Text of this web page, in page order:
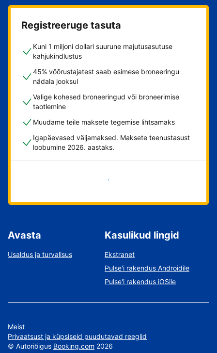
Registreeruge tasuta
Kuni 1 miljoni dollari suurune majutusasutuse
kahjukindlustus
45% võõrustajatest saab esimese broneeringu
nädala jooksul
Valige kohesed broneeringud või broneerimise
taotlemine
Muudame teile maksete tegemise lihtsamaks
Igapäevased väljamaksed. Maksete teenustasust
loobumine 2026. aastaks.
Alusta kohe
Avasta
Usaldus ja turvalisus
Kasulikud lingid
Ekstranet
Pulse'i rakendus Androidile
Pulse'i rakendus iOSile
Meist
Privaatsust ja küpsiseid puudutavad reeglid
© Autoriõigus Booking.com 2026